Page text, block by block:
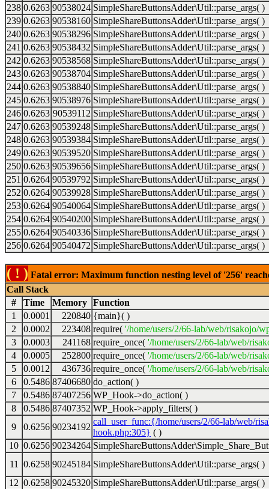
238 0.6263 90538024 SimpleShareButtonsAdder\Util::parse_args( )
239 0.6263 90538160 SimpleShareButtonsAdder\Util::parse_args( )
240 0.6263 90538296 SimpleShareButtonsAdder\Util::parse_args( )
241 0.6263 90538432 SimpleShareButtonsAdder\Util::parse_args( )
242 0.6263 90538568 SimpleShareButtonsAdder\Util::parse_args( )
243 0.6263 90538704 SimpleShareButtonsAdder\Util::parse_args( )
244 0.6263 90538840 SimpleShareButtonsAdder\Util::parse_args( )
245 0.6263 90538976 SimpleShareButtonsAdder\Util::parse_args( )
246 0.6263 90539112 SimpleShareButtonsAdder\Util::parse_args( )
247 0.6263 90539248 SimpleShareButtonsAdder\Util::parse_args( )
248 0.6263 90539384 SimpleShareButtonsAdder\Util::parse_args( )
249 0.6263 90539520 SimpleShareButtonsAdder\Util::parse_args( )
250 0.6263 90539656 SimpleShareButtonsAdder\Util::parse_args( )
251 0.6264 90539792 SimpleShareButtonsAdder\Util::parse_args( )
252 0.6264 90539928 SimpleShareButtonsAdder\Util::parse_args( )
253 0.6264 90540064 SimpleShareButtonsAdder\Util::parse_args( )
254 0.6264 90540200 SimpleShareButtonsAdder\Util::parse_args( )
255 0.6264 90540336 SimpleShareButtonsAdder\Util::parse_args( )
256 0.6264 90540472 SimpleShareButtonsAdder\Util::parse_args( )
( ! ) Fatal error: Maximum function nesting level of '256'
Call Stack
#
Time Memory Function
1
0.0001 220840 {main}( )
2
0.0002 223408 require( '/home/users/2/66-lab/web/risakojo/
3
0.0003 241168 require_once( '/home/users/2/66-lab/web/
4
0.0005 252800 require_once( '/home/users/2/66-lab/web/
5
0.0012 436736 require_once( '/home/users/2/66-lab/web/
6
0.5486 87406680 do_action( )
7
0.5486 87407256 WP_Hook->do_action( )
8
0.5486 87407352 WP_Hook->apply_filters( )
9
0.6256 90234192
call_user_func:{/home/users/2/66-lab/web/
hook.php:305} ( )
10 0.6256 90234264
11
0.6258 90245184 SimpleShareButtonsAdder\Util::parse_args( )
12 0.6258 90245320 SimpleShareButtonsAdder\Util::parse_args( )